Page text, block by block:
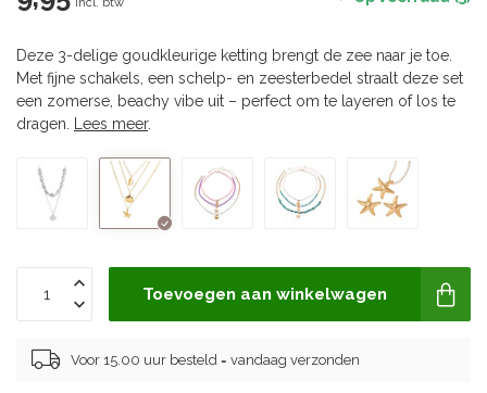
Deze 3-delige goudkleurige ketting brengt de zee naar je toe.
Met fijne schakels, een schelp- en zeesterbedel straalt deze set
een zomerse, beachy vibe uit – perfect om te layeren of los te
dragen.
Lees meer.
Toevoegen aan winkelwagen
Voor 15.00 uur besteld = vandaag verzonden